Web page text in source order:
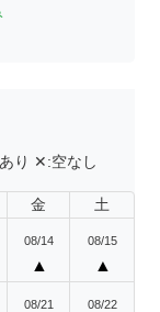
り ✕:空なし
金 土
08/14
▲
08/15
▲
08/21 08/22